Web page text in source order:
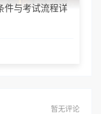
件与考试流程详
暂无评论